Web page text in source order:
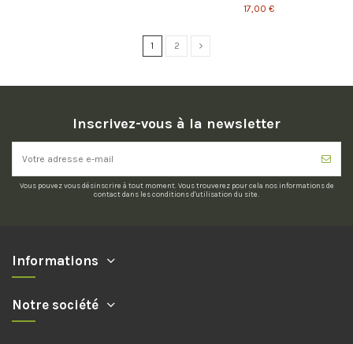
17,00 €
1 2
Inscrivez-vous à la newsletter
Vous pouvez vous désinscrire à tout moment. Vous trouverez pour cela nos informations de
contact dans les conditions d'utilisation du site.
Informations
Notre société